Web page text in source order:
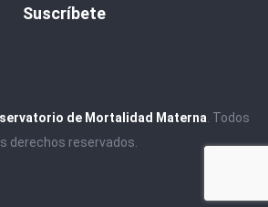
Suscríbete
de Mortalidad Materna . Todos
derechos reservados.